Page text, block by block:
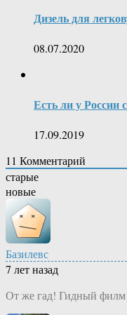
Дизель для
08.07.2020
Есть ли у России
17.09.2019
11 Комментарий
старые
новые
Базилевс
7 лет назад
От же гад! Гидный